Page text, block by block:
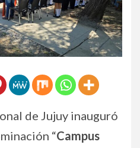
de Jujuy inauguró
“Campus